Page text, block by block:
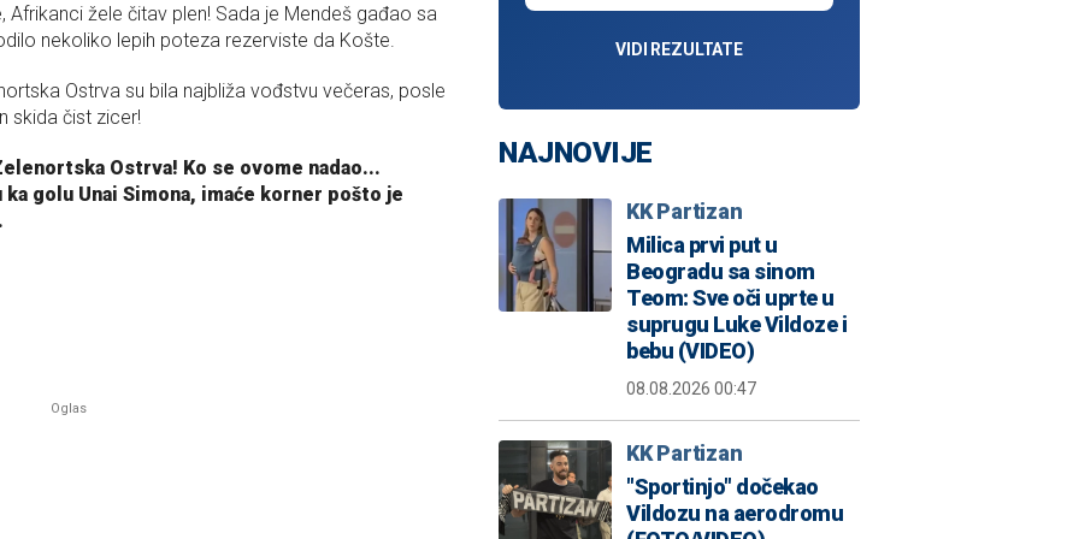
Afrikanci žele čitav plen! Sada je Mendeš gađao sa
nekoliko lepih poteza rezerviste da Košte.
Ostrva su bila najbliža vođstvu večeras, posle
skida čist zicer!
Ostrva! Ko se ovome nadao...
golu Unai Simona, imaće korner pošto je
VIDI REZULTATE
NAJNOVIJE
KK Partizan
Milica prvi put u
Beogradu sa sinom
Teom: Sve oči uprte u
suprugu Luke Vildoze i
bebu (VIDEO)
08.08.2026 00:47
KK Partizan
"Sportinjo" dočekao
Vildozu na aerodromu